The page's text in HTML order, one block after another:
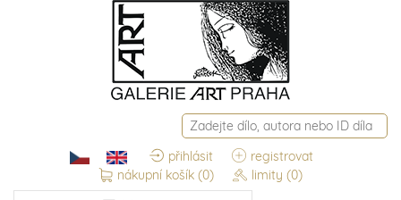
přihlásit
registrovat
nákupní košík (0) limity (0)